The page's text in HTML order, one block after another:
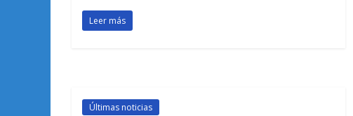
Leer más
Últimas noticias